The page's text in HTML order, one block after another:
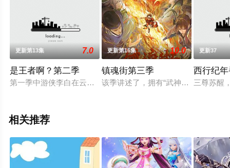
更新第13集 7.0
是王者啊？第二季
第一季中游侠李白在云中长城亲眼见证了守卫军们的故事，目
更新第16集 10.0
镇魂街第三季
该季讲述了，拥有“武神躯”的少年镇
更新37
西行纪
三尊苏醒
相关推荐